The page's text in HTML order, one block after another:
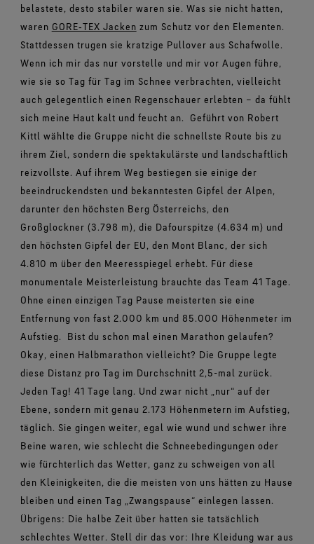
belastete, desto stabiler waren sie. Was sie nicht hatten,
waren GORE‑TEX Jacken zum Schutz vor den Elementen.
Stattdessen trugen sie kratzige Pullover aus Schafwolle.
Wenn ich mir das nur vorstelle und mir vor Augen führe,
wie sie so Tag für Tag im Schnee verbrachten, vielleicht
auch gelegentlich einen Regenschauer erlebten – da fühlt
sich meine Haut kalt und feucht an.
Geführt von Robert
Kittl wählte die Gruppe nicht die schnellste Route bis zu
ihrem Ziel, sondern die spektakulärste und landschaftlich
reizvollste. Auf ihrem Weg bestiegen sie einige der
beeindruckendsten und bekanntesten Gipfel der Alpen,
darunter den höchsten Berg Österreichs, den
Großglockner (3.798 m), die Dafourspitze (4.634 m) und
den höchsten Gipfel der EU, den Mont Blanc, der sich
4.810 m über den Meeresspiegel erhebt. Für diese
monumentale Meisterleistung brauchte das Team 41 Tage.
Ohne einen einzigen Tag Pause meisterten sie eine
Entfernung von fast 2.000 km und 85.000 Höhenmeter im
Aufstieg.
Bist du schon mal einen Marathon gelaufen?
Okay, einen Halbmarathon vielleicht? Die Gruppe legte
diese Distanz pro Tag im Durchschnitt 2,5-mal zurück.
Jeden Tag! 41 Tage lang. Und zwar nicht „nur“ auf der
Ebene, sondern mit genau 2.173 Höhenmetern im Aufstieg,
täglich. Sie gingen weiter, egal wie wund und schwer ihre
Beine waren, wie schlecht die Schneebedingungen oder
wie fürchterlich das Wetter, ganz zu schweigen von all
den Kleinigkeiten, die die meisten von uns hätten zu Hause
bleiben und einen Tag „Zwangspause“ einlegen lassen.
Übrigens: Die halbe Zeit über hatten sie tatsächlich
schlechtes Wetter. Stell dir das vor: Ihre Kleidung war aus